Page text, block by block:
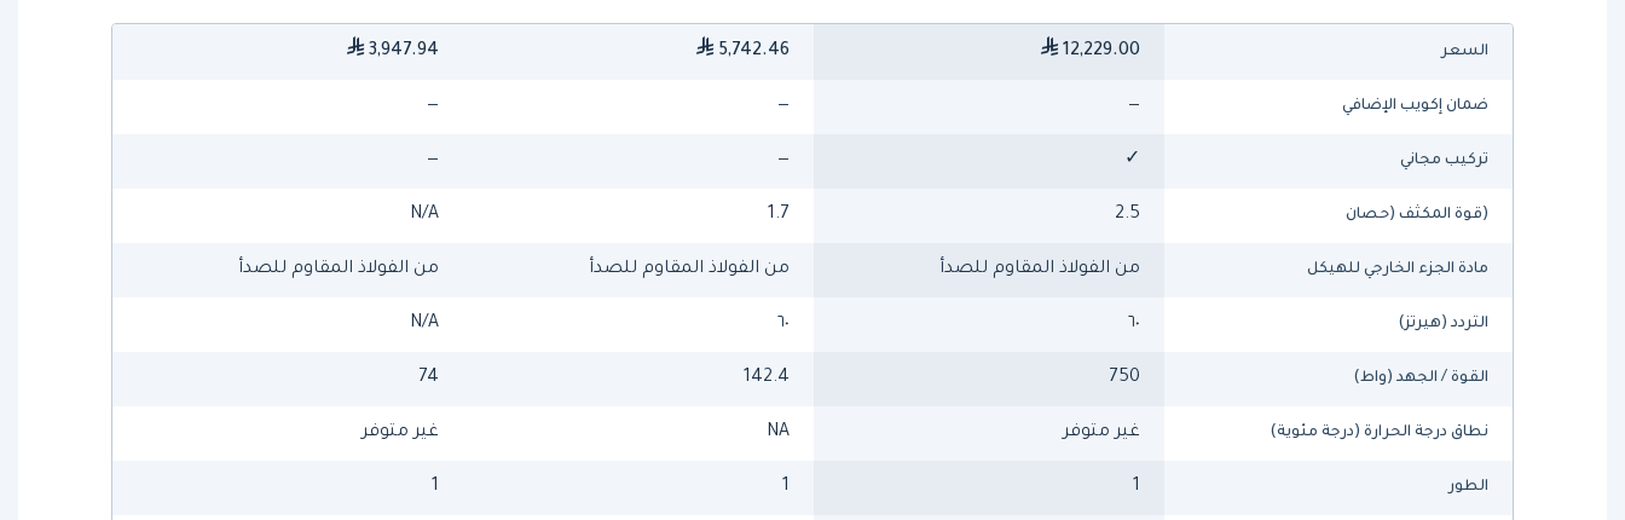
السعر 12,229.00
5,742.46
3,947.94
ضمان إكويب الإضافي —
—
—
تركيب مجاني ✓
—
—
(قوة المكثف (حصان 2.5
1.7
N/A
مادة الجزء الخارجي للهيكل من الفولاذ المقاوم للصدأ من الفولاذ المقاوم للصدأ من الفولاذ المقاوم للصدأ
التردد (هيرتز) ٦٠ ٦٠ N/A
القوة / الجهد (واط) 750
142.4
74
نطاق درجة الحرارة (درجة مئوية) غير متوفر NA غير متوفر
الطور 1
1
1